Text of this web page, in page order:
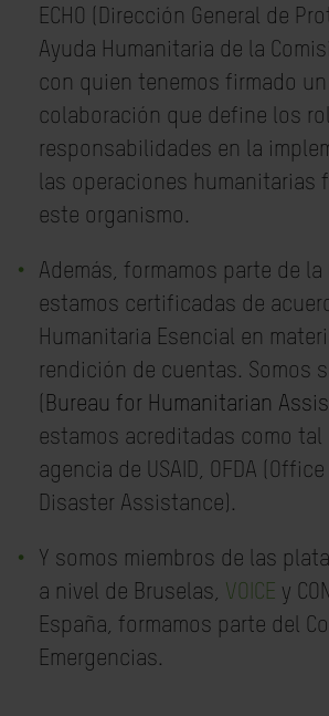
ECHO (Dirección General de
Ayuda Humanitaria de la
con quien tenemos firmado
colaboración que define los
responsabilidades en la
las operaciones humanitarias
este organismo.
Además, formamos parte de la
estamos certificadas de
Humanitaria Esencial en
rendición de cuentas. Somos
Bureau for Humanitarian
estamos acreditadas como tal
agencia de USAID, OFDA
Disaster Assistance).
Y somos miembros de las
a nivel de Bruselas, VOICE y
España, formamos parte del
Emergencias.